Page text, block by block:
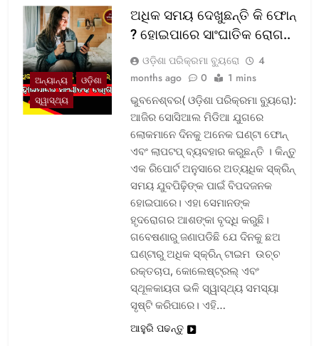
ଅନ୍ୟାନ୍ୟ
ଓଡ଼ିଶା
ସ୍ୱାସ୍ଥ୍ୟ
ଅଧିକ ସମୟ ଦେଖୁଛନ୍ତି କି ଫୋନ୍
? ହୋଇପାରେ ସାଂଘାତିକ ରୋଗ..
ଓଡ଼ିଶା ପରିକ୍ରମା ବ୍ୟୁରୋ
4
months ago
0 1 mins
ଭୁବନେଶ୍ବର( ଓଡ଼ିଶା ପରିକ୍ରମା ବ୍ୟୁରୋ):
ଆଜିର ସୋସିଆଲ ମିଡିଆ ଯୁଗରେ
ଲୋକମାନେ ଦିନକୁ ଅନେକ ଘଣ୍ଟା ଫୋନ୍
ଏବଂ ଲାପଟପ୍ ବ୍ୟବହାର କରୁଛନ୍ତି । କିନ୍ତୁ
ଏକ ରିପୋର୍ଟ ଅନୁସାରେ ଅତ୍ୟଧିକ ସ୍କ୍ରିନ୍
ସମୟ ଯୁବପିଢ଼ିଙ୍କ ପାଇଁ ବିପଦଜନକ
ହୋଇପାରେ। ଏହା ସେମାନଙ୍କ
ହୃଦରୋଗର ଆଶଙ୍କା ବୃଦ୍ଧି କରୁଛି।
ଗବେଷଣାରୁ ଜଣାପଡିଛି ଯେ ଦିନକୁ ଛଅ
ଘଣ୍ଟାରୁ ଅଧିକ ସ୍କ୍ରିନ୍ ଟାଇମ ଉଚ୍ଚ
ରକ୍ତଚାପ, କୋଲେଷ୍ଟ୍ରଲ୍ ଏବଂ
ସ୍ଥୂଳକାୟତା ଭଳି ସ୍ୱାସ୍ଥ୍ୟ ସମସ୍ୟା
ସୃଷ୍ଟି କରିପାରେ। ଏହି…
ଆହୁରି ପଢନ୍ତୁ